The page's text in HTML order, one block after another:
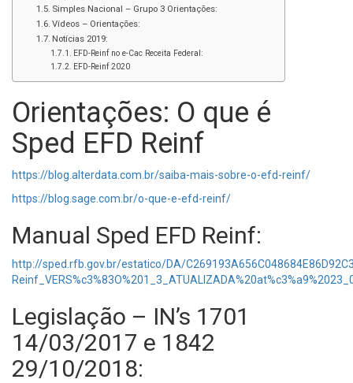
Simples Nacional – Grupo 3 Orientações:
Vídeos – Orientações:
Notícias 2019:
EFD-Reinf no e-Cac Receita Federal:
EFD-Reinf 2020
Orientações: O que é
Sped EFD Reinf
https://blog.alterdata.com.br/saiba-mais-sobre-o-efd-reinf/
https://blog.sage.com.br/o-que-e-efd-reinf/
Manual Sped EFD Reinf:
http://sped.rfb.gov.br/estatico/DA/
Legislação – IN’s 1701
14/03/2017 e 1842
29/10/2018: